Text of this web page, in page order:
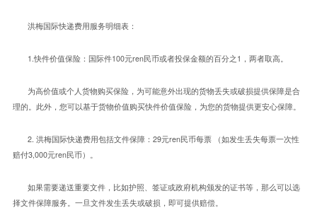
洪梅国际快递费用服务明细表：
1.快件价值保险：国际件100元ren民币或者投保金额的百分之 1 ，两者取高。
为高价值或个人货物购买保险，为可能意外出现的货物丢失或破损提供保障是合
理的。此外，您可以基于货物价值购买快件价值保险，为您的货物提供更安心保障。
2.洪梅国际快递费用包括文件保障：29元ren民币每票
（如发生丢失每票一次性
赔付3,000元ren民币）。
如果需要递送重要文件，比如护照、签证或政府机构颁发的证书等，那么可以选
择文件保障服务。一旦文件发生丢失或破损，即可提供赔偿。